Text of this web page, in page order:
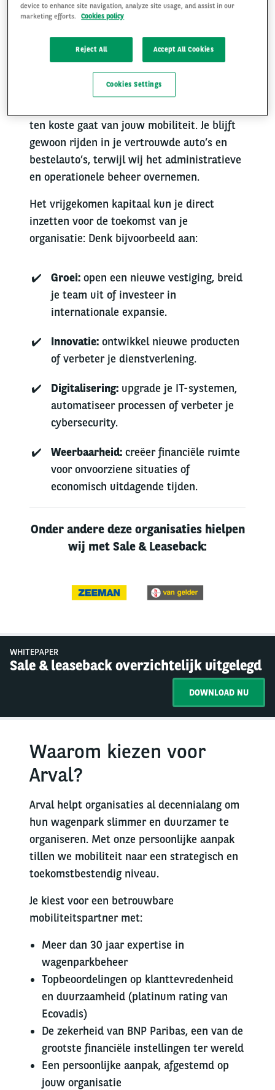
Waarom is sale &
leaseback interessant
voor jouw organisatie?
Sale & leaseback is de manier om snel
ten koste gaat van jouw mobiliteit. Je blijft
gewoon rijden in je vertrouwde auto’s en
bestelauto’s, terwijl wij het administratieve
en operationele beheer overnemen.
Het vrijgekomen kapitaal kun je direct
inzetten voor de toekomst van je
organisatie: Denk bijvoorbeeld aan:
Groei: open een nieuwe vestiging, breid
je team uit of investeer in
internationale expansie.
Innovatie: ontwikkel nieuwe producten
of verbeter je dienstverlening.
Digitalisering: upgrade je IT-systemen,
automatiseer processen of verbeter je
cybersecurity.
Weerbaarheid: creëer financiële ruimte
voor onvoorziene situaties of
economisch uitdagende tijden.
Onder andere deze organisaties hielpen
wij met Sale & Leaseback:
WHITEPAPER
Sale & leaseback overzichtelijk uitgelegd
DOWNLOAD NU
Waarom kiezen voor
Arval?
Arval helpt organisaties al decennialang om
hun wagenpark slimmer en duurzamer te
organiseren. Met onze persoonlijke aanpak
tillen we mobiliteit naar een strategisch en
toekomstbestendig niveau.
Je kiest voor een betrouwbare
mobiliteitspartner met:
Meer dan 30 jaar expertise in
wagenparkbeheer
Topbeoordelingen op klanttevredenheid
en duurzaamheid (platinum rating van
Ecovadis)
De zekerheid van BNP Paribas, een van de
grootste financiële instellingen ter wereld
Een persoonlijke aanpak, afgestemd op
jouw organisatie
device to enhance site navigation, analyze site usage, and assist in our
marketing efforts.
Cookies policy
Reject All Accept All Cookies
Cookies Settings